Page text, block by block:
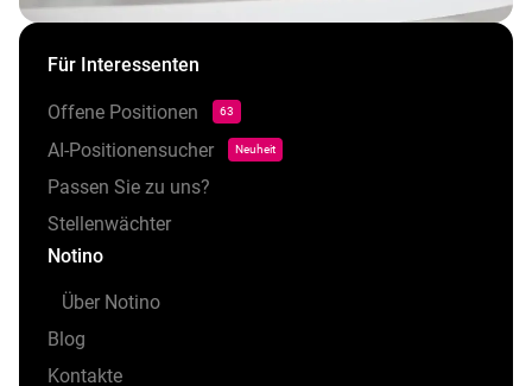
Für Interessenten
Offene Positionen 63
AI-Positionensucher Neuheit
Passen Sie zu uns?
Stellenwächter
Notino
Über Notino
Blog
Kontakte